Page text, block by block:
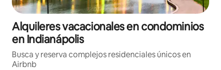
Alquileres vacacionales en condominios
en Indianápolis
Busca y reserva complejos residenciales únicos en
Airbnb